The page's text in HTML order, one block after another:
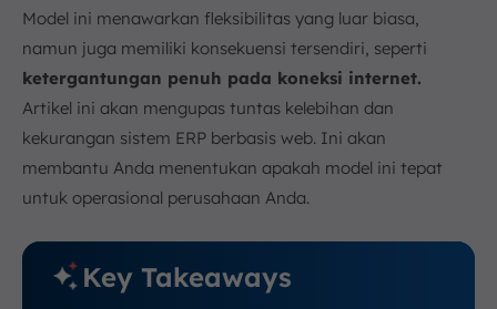
FAQ:
Model ini menawarkan fleksibilitas yang luar biasa,
namun juga memiliki konsekuensi tersendiri, seperti
ketergantungan penuh pada koneksi internet.
Artikel ini akan mengupas tuntas kelebihan dan
kekurangan sistem ERP berbasis web. Ini akan
membantu Anda menentukan apakah model ini tepat
untuk operasional perusahaan Anda.
Key Takeaways